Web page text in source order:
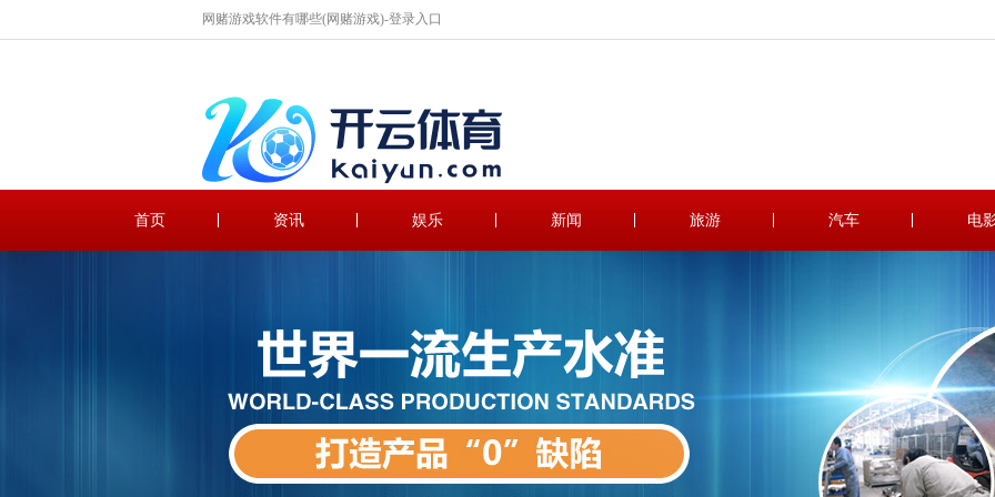
网赌游戏软件有哪些(网赌游戏)-登录入口
首页 资讯 娱乐 新闻 旅游 汽车 电